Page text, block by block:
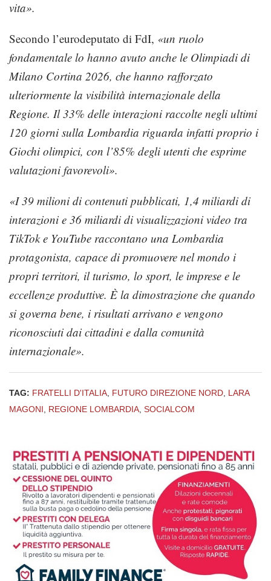
vita».
Secondo l’eurodeputato di FdI, «un ruolo
fondamentale lo hanno avuto anche le Olimpiadi di
Milano Cortina 2026, che hanno rafforzato
ulteriormente la visibilità internazionale della
Regione. Il 33% delle interazioni raccolte negli ultimi
120 giorni sulla Lombardia riguarda infatti proprio i
Giochi olimpici, con l’85% degli utenti che esprime
valutazioni favorevoli».
«I 39 milioni di contenuti pubblicati, 1,4 miliardi di
interazioni e 36 miliardi di visualizzazioni video tra
TikTok e YouTube raccontano una Lombardia
protagonista, capace di promuovere nel mondo i
propri territori, il turismo, lo sport, le imprese e le
eccellenze produttive. È la dimostrazione che quando
si governa bene, i risultati arrivano e vengono
riconosciuti dai cittadini e dalla comunità
internazionale».
TAG: FRATELLI D'ITALIA FUTURO DIREZIONE NORD LARA
MAGONI
REGIONE LOMBARDIA SOCIALCOM